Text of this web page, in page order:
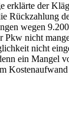
erklärte der
Rückzahlung
wegen
Pkw nicht
nicht
ein Mangel